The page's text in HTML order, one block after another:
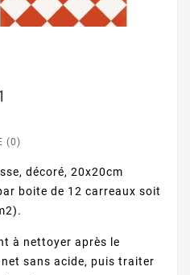
(0)
décoré, 20x20cm
boite de 12 carreaux soit
à nettoyer après le
sans acide, puis traiter